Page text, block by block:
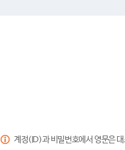
계정(ID)과 비밀번호에서 영문은